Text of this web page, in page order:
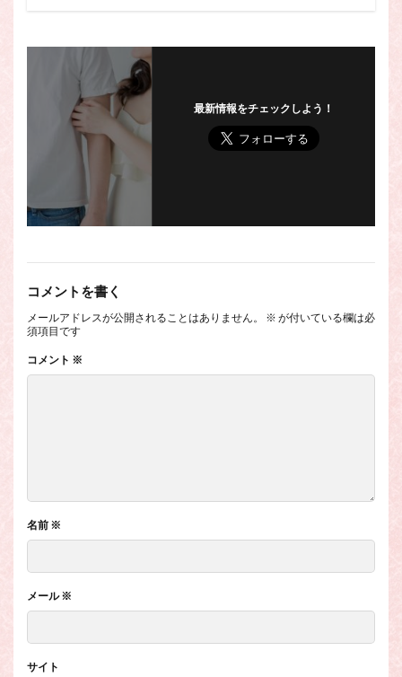
最新情報をチェックしよう！
コメントを書く
メールアドレスが公開されることはありません。 ※ が付いている欄は必
須項目です
コメント ※
名前 ※
メール※
サイト